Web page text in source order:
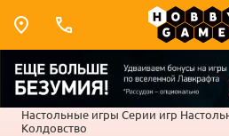
Настольные игры Серии игр
Колдовство